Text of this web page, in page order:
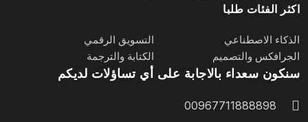
اكثر الفئات طلبا
الذكاء الاصطناعي
التسويق الرقمي
الجرافكس والتصميم
الكتابة والترجمة
سنكون سعداء بالاجابة على أي تساؤلات لديكم
00967711888898